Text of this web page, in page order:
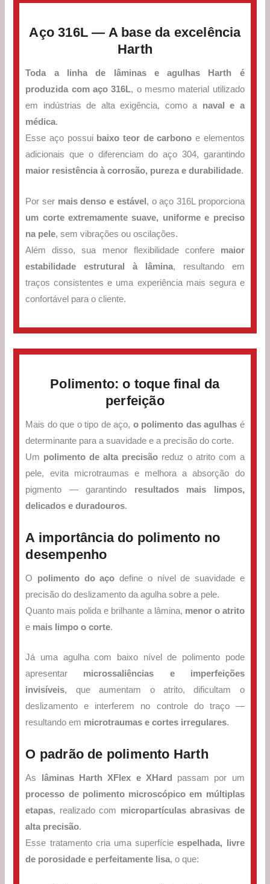
Aço 316L — A base da excelência
Harth
Toda a linha de lâminas e agulhas Harth é
produzida com aço 316L, o mesmo material utilizado
em indústrias de alta exigência, como a naval e a
médica.
Esse aço possui baixo teor de carbono e elementos
adicionais que o diferenciam do aço 304, garantindo
maior resistência à corrosão, pureza e durabilidade.
Por ser mais denso e estável , o aço 316L proporciona
um corte extremamente suave, uniforme e preciso
na pele, sem vibrações ou oscilações.
Além disso, sua menor flexibilidade confere maior
estabilidade estrutural à lâmina, resultando em
traços consistentes e uma experiência mais segura e
confortável para o cliente.
Polimento: o toque final da
perfeição
Mais do que o tipo de aço, o polimento das agulhas é
determinante para a suavidade e a precisão do corte.
Um polimento de alta precisão reduz o atrito com a
pele, evita microtraumas e melhora a absorção do
pigmento — garantindo resultados mais limpos,
delicados e duradouros.
A importância do polimento no
desempenho
O polimento do aço define o nível de suavidade e
precisão do deslizamento da agulha sobre a pele.
Quanto mais polida e brilhante a lâmina, menor o atrito
e mais limpo o corte.
Já uma agulha com baixo nível de polimento pode
apresentar microssaliências e imperfeições
invisíveis, que aumentam o atrito, dificultam o
deslizamento e interferem no controle do traço —
resultando em microtraumas e cortes irregulares.
O padrão de polimento Harth
As lâminas Harth XFlex e XHard
passam por um
processo de polimento microscópico em múltiplas
etapas, realizado com micropartículas abrasivas de
alta precisão.
Esse tratamento cria uma superfícieespelhada, livre
de porosidade e perfeitamente lisa, o que: